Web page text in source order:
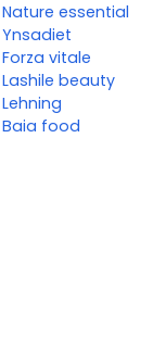
Nature essential
Ynsadiet
Forza vitale
Lashile beauty
Lehning
Baia food